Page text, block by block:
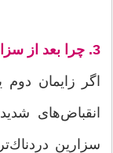
3. چرا بعد از سزارین درد شکم دارم؟
اگر زایمان
انقباض‌های